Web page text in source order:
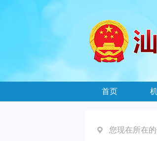
首页
您现在所在